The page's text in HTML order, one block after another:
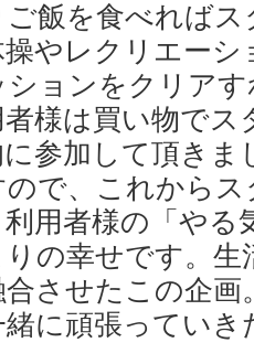
ご飯を食べれば
やレクリエー
ョンをクリア
様は買い物で
参加して頂きま
で、これから
用者様の「やる
の幸せです。
させたこの企画
に頑張ってい